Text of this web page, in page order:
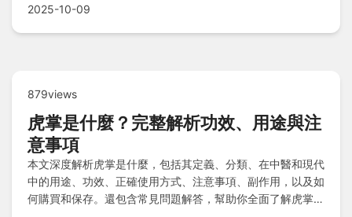
注意事項確保完美行程，Q&A解答所有疑惑！
2025-10-09
879views
虎掌是什麼？完整解析功效、用途與注
意事項
本文深度解析虎掌是什麼，包括其定義、分類、在中醫和現代
中的用途、功效、正確使用方式、注意事項、副作用，以及如
何購買和保存。還包含常見問題解答，幫助你全面了解虎掌的